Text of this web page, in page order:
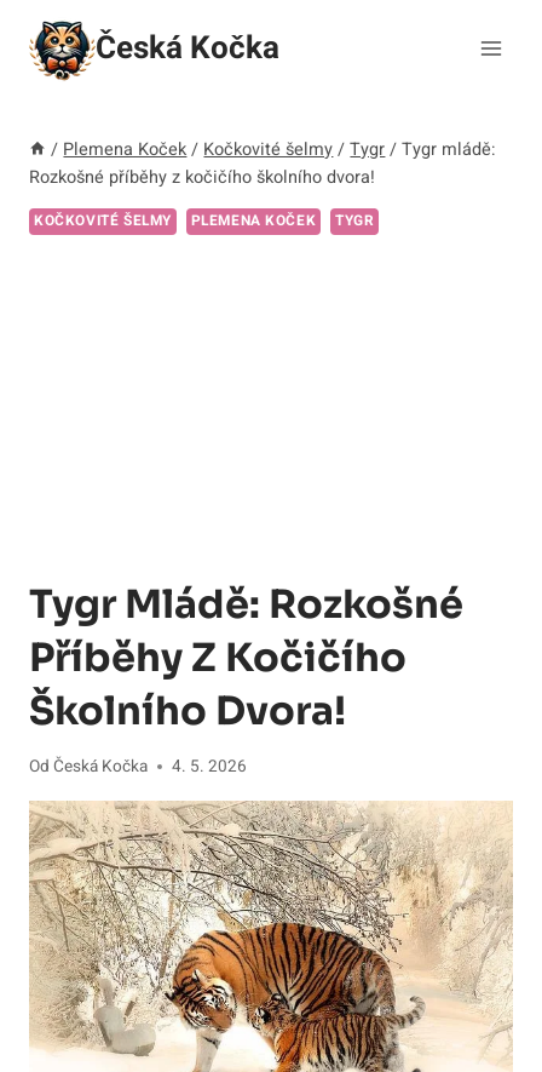
Přeskočit
obsah
Česká Kočka
/ Plemena Koček / Kočkovité šelmy / Tygr / Tygr mládě:
Rozkošné příběhy z kočičího školního dvora!
KOČKOVITÉ ŠELMY PLEMENA KOČEK TYGR
Tygr Mládě: Rozkošné
Příběhy Z Kočičího
Školního Dvora!
Od Česká Kočka 4. 5. 2026